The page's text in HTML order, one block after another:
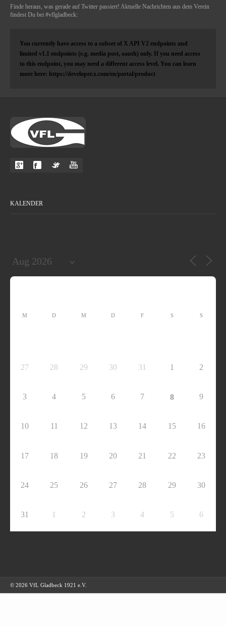
Finde heraus, was gerade auf Twitter passiert! Aktuelle Nachrichten aus dem Verein
findest Du bei #vflgladbeck:
You currently have access to a subset of X API V2 endpoints and
limited v1.1 endpoints (e.g. media post, oauth) only. If you need access
to this endpoint, you may need a different access level. You can learn
more here: https://developer.x.com/en/portal/product
KALENDER
M D M D F S S
27 28 29 30 31 1 2
3 4 5 6 7 8 9
10 11 12 13 14 15 16
17 18 19 20 21 22 23
24 25 26 27 28 29 30
31 1 2 3 4 5 6
© 2026 VfL Gladbeck 1921 e.V.